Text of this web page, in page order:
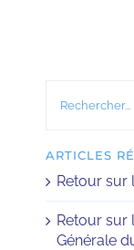
ARTICLES
Retour sur
Retour sur
Générale